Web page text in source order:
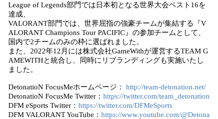
League of Legends部門では日本初となる世界大会ベスト16を
達成、
VALORANT部門では、世界屈指の強豪チームが集結する『V
ALORANT Champions Tour PACIFIC』の参加チームとして、
国内で2チームのみの枠に選ばれました。
また、2022年12月には株式会社GameWithが運営するTEAM G
AMEWITHと統合し、同時にリブランディングも実施いたし
ました。
DetonatioN FocusMeホームページ： http://team-detonation.net/
DetonatioN FocusMe Twitter： https://twitter.com/team_detonation
DFM eSports Twitter： https://twitter.com/DFMeSports
DFM VALORANT YouTube： https://www.youtube.com/@Detona